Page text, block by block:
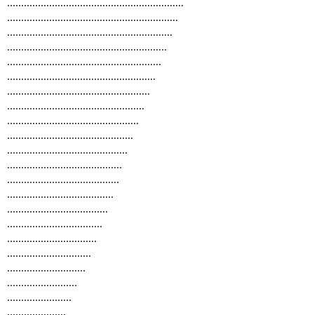
.............................................................
...........................................................
.........................................................
.......................................................
.....................................................
...................................................
.................................................
...............................................
.............................................
...........................................
.........................................
........................................
......................................
....................................
..................................
................................
..............................
............................
.........................
.......................
.....................